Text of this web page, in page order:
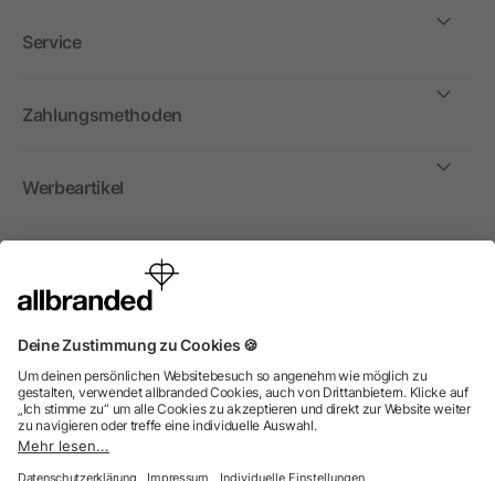
Service
Zahlungsmethoden
Werbeartikel
International